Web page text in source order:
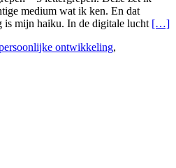
medium wat ik ken. En dat
is mijn haiku. In de digitale lucht […]
ontwikkeling,